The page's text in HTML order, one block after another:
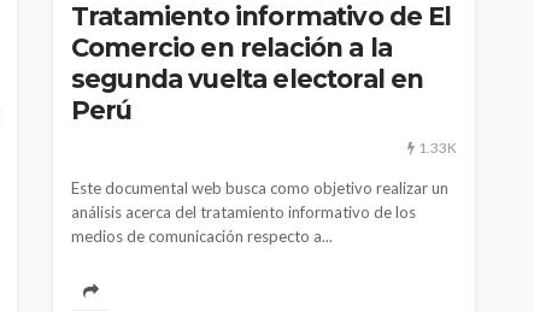
Tratamiento informativo de El
Comercio en relación a la
segunda vuelta electoral en
Perú
1.33K
Este documental web busca como objetivo realizar un
análisis acerca del tratamiento informativo de los
medios de comunicación respecto a...